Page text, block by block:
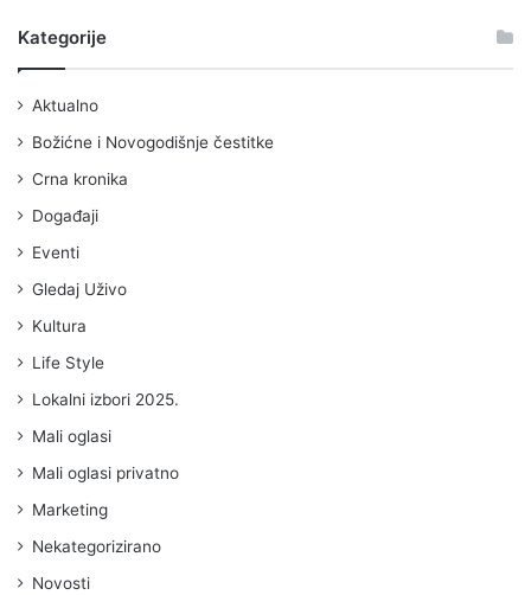
Kategorije
Aktualno
Božićne i Novogodišnje čestitke
Crna kronika
Događaji
Eventi
Gledaj Uživo
Kultura
Life Style
Lokalni izbori 2025.
Mali oglasi
Mali oglasi privatno
Marketing
Nekategorizirano
Novosti